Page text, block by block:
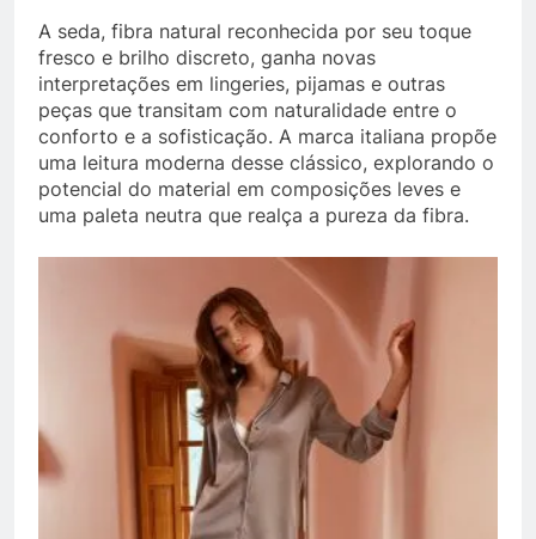
A seda, fibra natural reconhecida por seu toque
fresco e brilho discreto, ganha novas
interpretações em lingeries, pijamas e outras
peças que transitam com naturalidade entre o
conforto e a sofisticação. A marca italiana propõe
uma leitura moderna desse clássico, explorando o
potencial do material em composições leves e
uma paleta neutra que realça a pureza da fibra.